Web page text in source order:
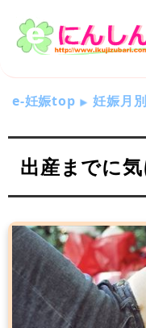
e-妊娠top 妊娠月
出産までに